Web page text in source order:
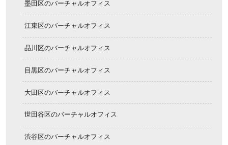
墨田区のバーチャルオフィス
江東区のバーチャルオフィス
品川区のバーチャルオフィス
目黒区のバーチャルオフィス
大田区のバーチャルオフィス
世田谷区のバーチャルオフィス
渋谷区のバーチャルオフィス